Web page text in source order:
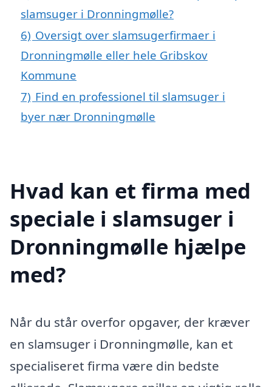
slamsuger i Dronningmølle?
6) Oversigt over slamsugerfirmaer i
Dronningmølle eller hele Gribskov
Kommune
7) Find en professionel til slamsuger i
byer nær Dronningmølle
Hvad kan et firma med
speciale i slamsuger i
Dronningmølle hjælpe
med?
Når du står overfor opgaver, der kræver
en slamsuger i Dronningmølle, kan et
specialiseret firma være din bedste